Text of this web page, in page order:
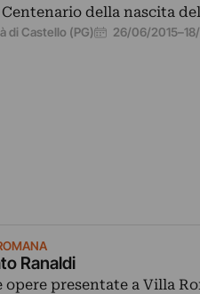
della nascita
di Castello (PG) 26/06/2015–
Ranaldi
opere presentate a Villa